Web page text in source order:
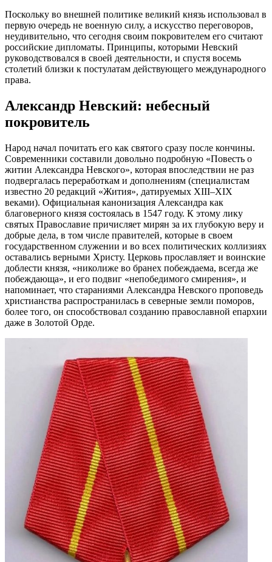
Поскольку во внешней политике великий князь использовал в
первую очередь не военную силу, а искусство переговоров,
неудивительно, что сегодня своим покровителем его считают
российские дипломаты. Принципы, которыми Невский
руководствовался в своей деятельности, и спустя восемь
столетий близки к постулатам действующего международного
права.
Александр Невский: небесный
покровитель
Народ начал почитать его как святого сразу после кончины.
Современники составили довольно подробную «Повесть о
житии Александра Невского», которая впоследствии не раз
подвергалась переработкам и дополнениям (специалистам
известно 20 редакций «Жития», датируемых XIII–XIX
веками). Официальная канонизация Александра как
благоверного князя состоялась в 1547 году. К этому лику
святых Православие причисляет мирян за их глубокую веру и
добрые дела, в том числе правителей, которые в своем
государственном служении и во всех политических коллизиях
оставались верными Христу. Церковь прославляет и воинские
доблести князя, «николиже во бранех побеждаема, всегда же
побеждающа», и его подвиг «непобедимого смирения», и
напоминает, что стараниями Александра Невского проповедь
христианства распространилась в северные земли поморов,
более того, он способствовал созданию православной епархии
даже в Золотой Орде.